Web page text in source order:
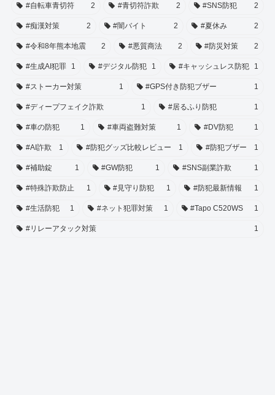
#自転車青切符 2 #青切符詐欺 2 #SNS防犯 2
#痴漢対策 2 #闇バイト 2 #夏休み 2
#令和8年熊本地震 2 #悪質商法 2 #防災対策 2
#生成AI犯罪 1 #デジタル防犯 1 #キャッシュレス防犯 1
#ストーカー対策 1 #GPS付き防犯ブザー 1
#ディープフェイク詐欺 1 #居るふり防犯 1
#車の防犯 1 #車両盗難対策 1 #DV防犯 1
#AI詐欺 1 #防犯グッズ比較レビュー 1 #防犯ブザー 1
#補助錠 1 #GW防犯 1 #SNS副業詐欺 1
#特殊詐欺防止 1 #見守り防犯 1 #防犯最新情報 1
#生活防犯 1 #ネット犯罪対策 1 #Tapo C520WS 1
#リレーアタック対策 1